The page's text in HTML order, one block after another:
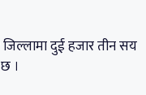
जिल्लामा दुई हजार तीन सय
।